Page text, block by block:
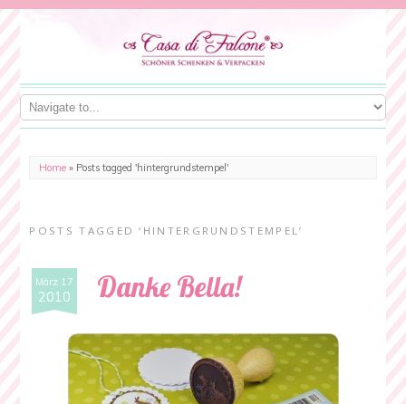
Home » Posts tagged 'hintergrundstempel'
POSTS TAGGED ‘HINTERGRUNDSTEMPEL’
März 17
2010 Danke Bella!